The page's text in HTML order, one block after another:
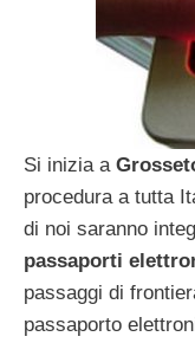
Si inizia a
procedura a tutta
di noi saranno
passaporti
passaggi di
passaporto